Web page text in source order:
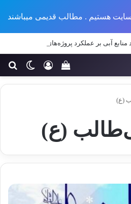
هستیم . مطالب قدیمی میباشند
تغییر ورود
سبد خرید خود را
(ع)
(ع)